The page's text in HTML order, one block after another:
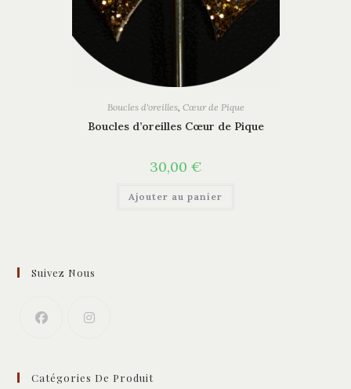
Boucles d'oreilles, Cœur de Pique
Boucles d’oreilles Cœur de Pique
30,00 €
Ajouter au panier
Suivez Nous
Catégories De Produit